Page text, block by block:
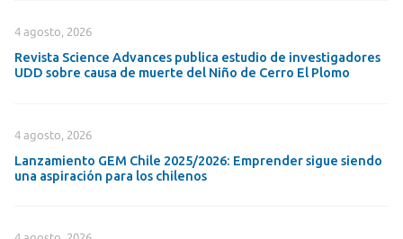
4 agosto, 2026
Revista Science Advances publica estudio de investigadores
UDD sobre causa de muerte del Niño de Cerro El Plomo
4 agosto, 2026
Lanzamiento GEM Chile 2025/2026: Emprender sigue siendo
una aspiración para los chilenos